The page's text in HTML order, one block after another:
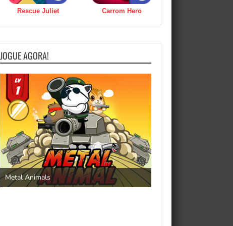
Rescue Juliet Carrom Hero
JOGUE AGORA!
Metal Animals